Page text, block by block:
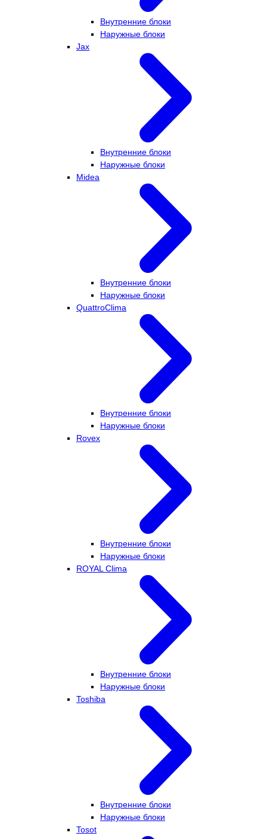
Внутренние блоки
Наружные блоки
Jax
Внутренние блоки
Наружные блоки
Midea
Внутренние блоки
Наружные блоки
QuattroClima
Внутренние блоки
Наружные блоки
Rovex
Внутренние блоки
Наружные блоки
ROYAL Clima
Внутренние блоки
Наружные блоки
Toshiba
Внутренние блоки
Наружные блоки
Tosot